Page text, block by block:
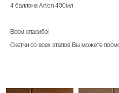
4 баллона Arton 400мл
Всем спасибо!
Скетчи со всех этапов Вы можете